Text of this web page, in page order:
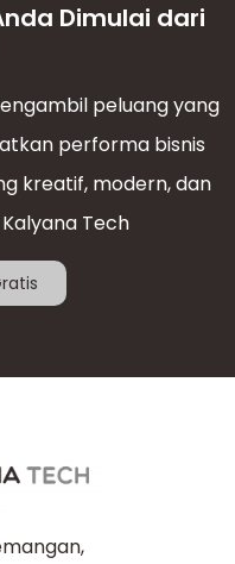
Dimulai dari
peluang yang
performa bisnis
kreatif, modern, dan
Tech